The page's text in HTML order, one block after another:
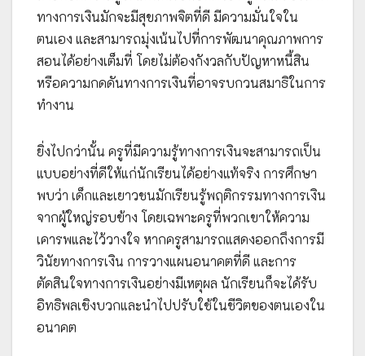
ทางการเงินมักจะมีสุขภาพจิตที่ดี มีความมั่นใจใน
ตนเอง และสามารถมุ่งเน้นไปที่การพัฒนาคุณภาพการ
สอนได้อย่างเต็มที่ โดยไม่ต้องกังวลกับปัญหาหนี้สิน
หรือความกดดันทางการเงินที่อาจรบกวนสมาธิในการ
ทำงาน
ยิ่งไปกว่านั้น ครูที่มีความรู้ทางการเงินจะสามารถเป็น
แบบอย่างที่ดีให้แก่นักเรียนได้อย่างแท้จริง การศึกษา
พบว่า เด็กและเยาวชนมักเรียนรู้พฤติกรรมทางการเงิน
จากผู้ใหญ่รอบข้าง โดยเฉพาะครูที่พวกเขาให้ความ
เคารพและไว้วางใจ หากครูสามารถแสดงออกถึงการมี
วินัยทางการเงิน การวางแผนอนาคตที่ดี และการ
ตัดสินใจทางการเงินอย่างมีเหตุผล นักเรียนก็จะได้รับ
อิทธิพลเชิงบวกและนำไปปรับใช้ในชีวิตของตนเองใน
อนาคต